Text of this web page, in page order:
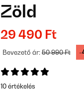
Zöld
29 490 Ft
Bevezető ár:50 990 Ft -
10 értékelés